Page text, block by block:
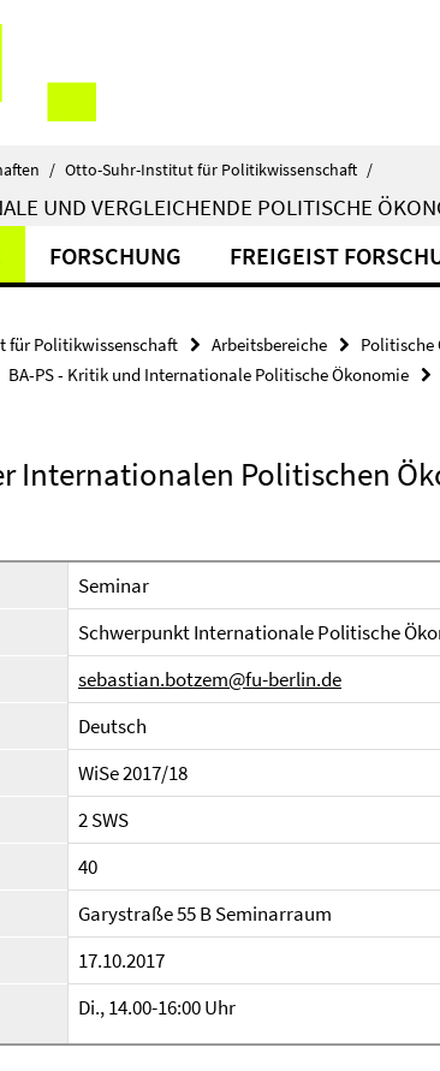
/ Otto-Suhr-Institut für Politikwissenschaft /
UND VERGLEICHENDE POLITISCHE
FORSCHUNG FREIGEIST
für Politikwissenschaft Arbeitsbereiche Politische
BA-PS - Kritik und Internationale Politische Ökonomie
Internationalen Politischen
Seminar
Schwerpunkt Internationale Politische
sebastian.botzem@fu-berlin.de
Deutsch
WiSe 2017/18
2 SWS
40
Garystraße 55 B Seminarraum
17.10.2017
Di., 14.00-16:00 Uhr